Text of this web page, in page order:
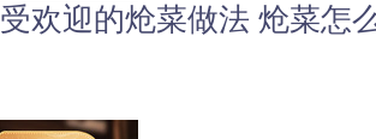
欢迎的炝菜做法 炝菜怎